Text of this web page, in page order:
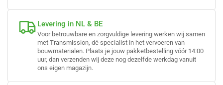
Levering in NL & BE
Voor betrouwbare en zorgvuldige levering werken wij samen
met Transmission, dé specialist in het vervoeren van
bouwmaterialen. Plaats je jouw pakketbestelling vóór 14:00
uur, dan verzenden wij deze nog dezelfde werkdag vanuit
ons eigen magazijn.